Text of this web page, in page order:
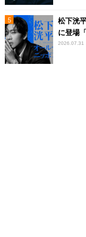
松下洸
に登場
2026.07.31